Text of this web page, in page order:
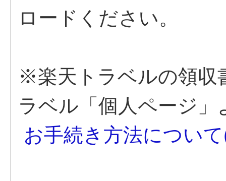
ロードください。
※楽天トラベルの領収
ラベル「個人ページ
お手続き方法につい